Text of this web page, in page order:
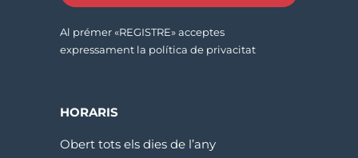
Al prémer «REGISTRE» acceptes
expressament la política de privacitat
HORARIS
Obert tots els dies de l’any